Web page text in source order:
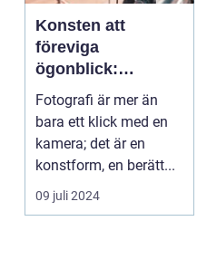
Konsten att
föreviga
ögonblick:
Fotografens värld
Fotografi är mer än
bara ett klick med en
kamera; det är en
konstform, en berätt...
09 juli 2024